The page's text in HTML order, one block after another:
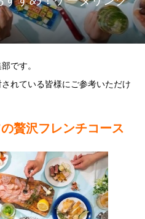
です。
れている皆様にご参考いただけ
贅沢フレンチコース